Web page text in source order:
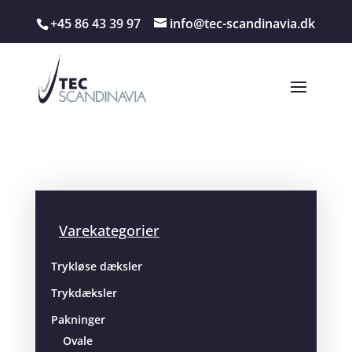
+45 86 43 39 97 info@tec-scandinavia.dk
Varekategorier
Trykløse dæksler
Trykdæksler
Pakninger
Ovale